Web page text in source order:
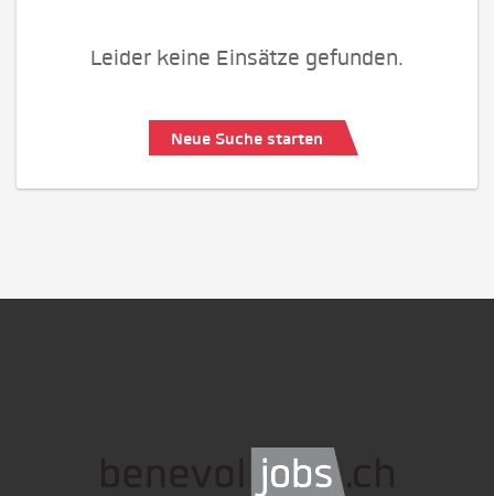
Leider keine Einsätze gefunden.
Neue Suche starten